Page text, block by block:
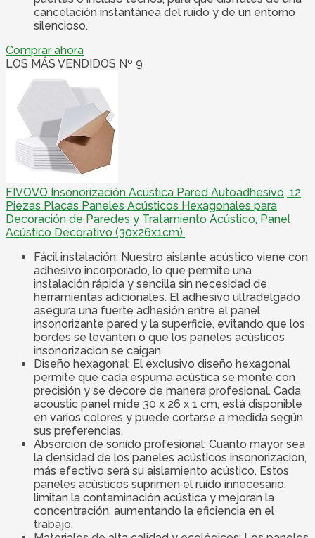
cancelación instantánea del ruido y de un entorno
silencioso.
Comprar ahora
LOS MÁS VENDIDOS Nº 9
FIVOVO Insonorización Acústica Pared Autoadhesivo, 12
Piezas Placas Paneles Acústicos Hexagonales para
Decoración de Paredes y Tratamiento Acústico, Panel
Acústico Decorativo (30x26x1cm).
Fácil instalación: Nuestro aislante acústico viene con
adhesivo incorporado, lo que permite una
instalación rápida y sencilla sin necesidad de
herramientas adicionales. El adhesivo ultradelgado
asegura una fuerte adhesión entre el panel
insonorizante pared y la superficie, evitando que los
bordes se levanten o que los paneles acústicos
insonorizacion se caigan.
Diseño hexagonal: El exclusivo diseño hexagonal
permite que cada espuma acústica se monte con
precisión y se decore de manera profesional. Cada
acoustic panel mide 30 x 26 x 1 cm, está disponible
en varios colores y puede cortarse a medida según
sus preferencias.
Absorción de sonido profesional: Cuanto mayor sea
la densidad de los paneles acústicos insonorizacion,
más efectivo será su aislamiento acústico. Estos
paneles acústicos suprimen el ruido innecesario,
limitan la contaminación acústica y mejoran la
concentración, aumentando la eficiencia en el
trabajo.